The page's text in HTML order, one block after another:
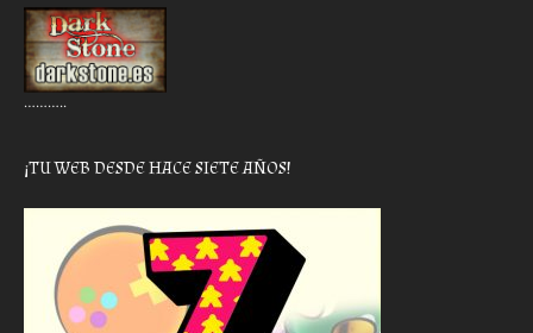
………..
¡TU WEB DESDE HACE SIETE AÑOS!